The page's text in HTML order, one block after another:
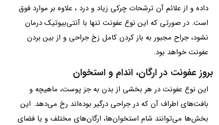
داده و از علائم آن ترشحات چرکی زیاد و درد ، علاوه بر موارد فوق
است. در صورتی که این نوع عفونت تنها با آنتی‌بیوتیک درمان
نشود، جراح مجبور به باز کردن کامل زخ جراحی و از بین بردن
عفونت خواهد بود.
بروز عفونت در ارگان، اندام و استخوان
این نوع عفونت در هر بخشی از بدن به جز پوست، ماهیچه و
بافت‌های اطراف آن که در جراحی درگیر بوده‌اند رخ می‌دهد. این
بخش‌ها می‌توانند شام استخوان‌ها، ارگان‌های مختلف و یا فضای